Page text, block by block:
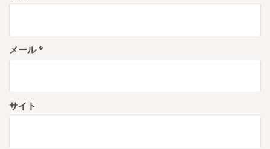
メール*
サイト